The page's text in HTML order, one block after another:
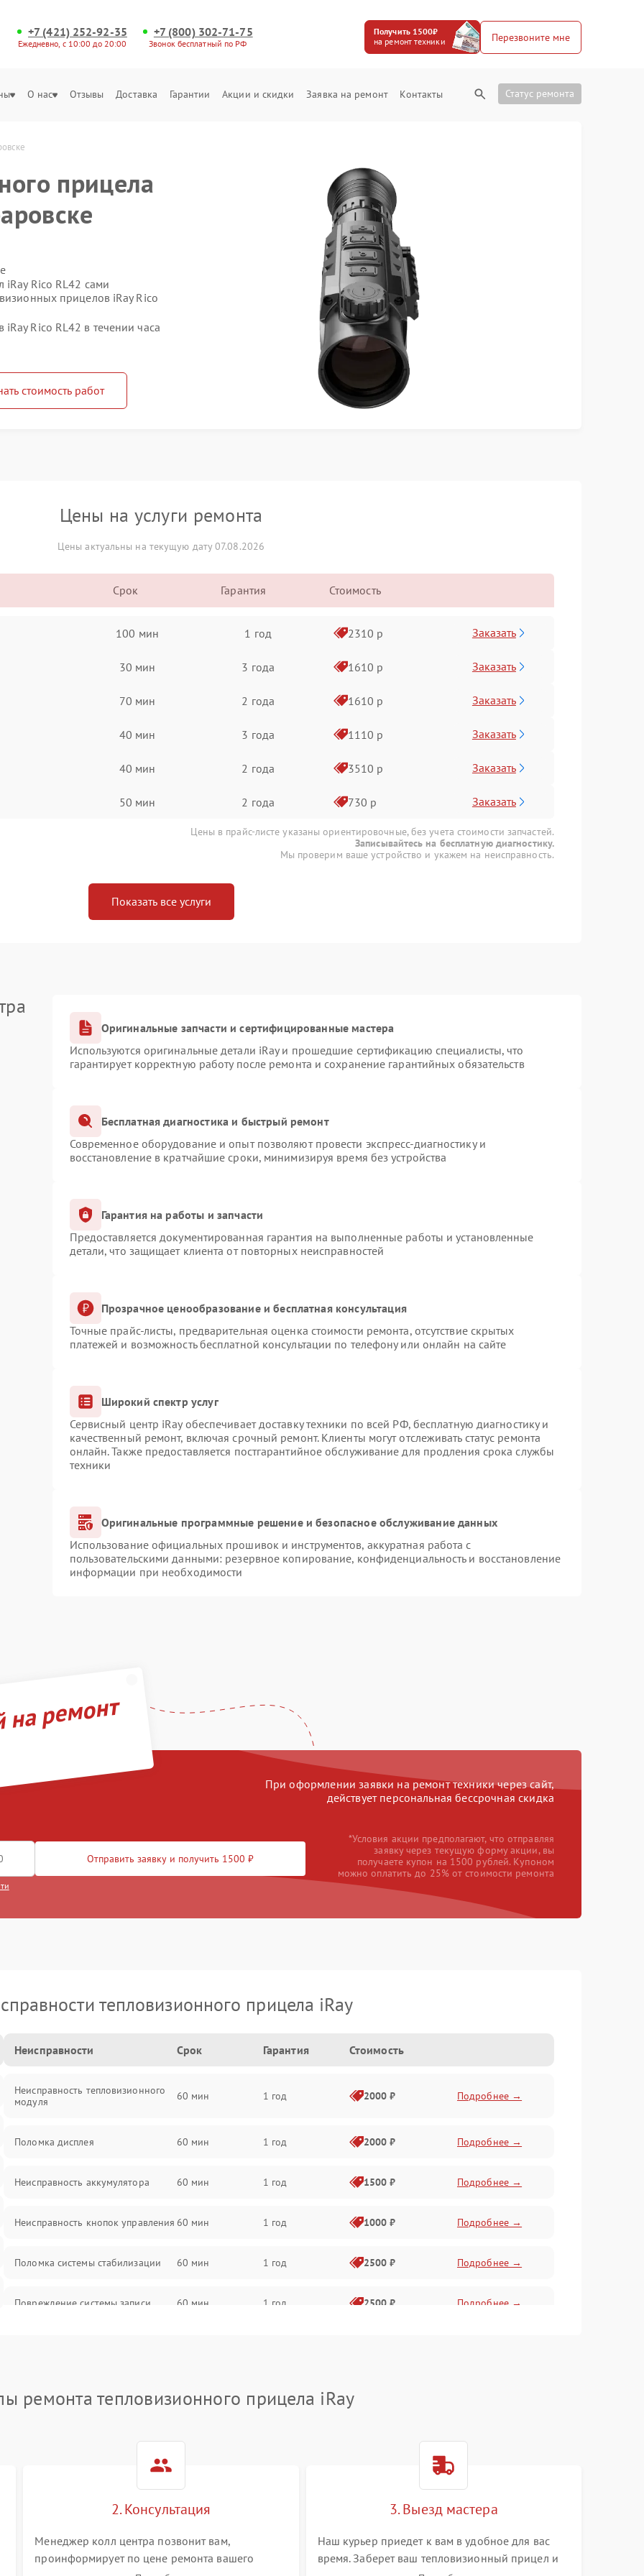
+7 (421) 252-92-35
Ежедневно, с 10:00 до 20:00
+7 (800) 302-71-75
Звонок бесплатный по РФ
Получить 1500₽
на ремонт техники
Перезвоните мне
О нас Отзывы Доставка Гарантии Акции и скидки Заявка на ремонт Контакты Статус ремонта
прицела
iRay Rico RL42 сами
прицелов iRay Rico
Rico RL42 в течении часа
стоимость работ
Цены на услуги ремонта
Цены актуальны на текущую дату 07.08.2026
Срок Гарантия Стоимость
100 мин 1 год 2310 р Заказать
30 мин 3 года 1610 р Заказать
70 мин 2 года 1610 р Заказать
40 мин 3 года 1110 р Заказать
40 мин 2 года 3510 р Заказать
50 мин 2 года 730 р Заказать
Цены в прайс-листе указаны ориентировочные, без учета стоимости запчастей.
Записывайтесь на бесплатную диагностику.
Мы проверим ваше устройство и укажем на неисправность.
Показать все услуги
Оригинальные запчасти и сертифицированные мастера
Используются оригинальные детали iRay и прошедшие сертификацию специалисты, что
гарантирует корректную работу после ремонта и сохранение гарантийных обязательств
Бесплатная диагностика и быстрый ремонт
Современное оборудование и опыт позволяют провести экспресс-диагностику и
восстановление в кратчайшие сроки, минимизируя время без устройства
Гарантия на работы и запчасти
Предоставляется документированная гарантия на выполненные работы и установленные
детали, что защищает клиента от повторных неисправностей
Прозрачное ценообразование и бесплатная консультация
Точные прайс-листы, предварительная оценка стоимости ремонта, отсутствие скрытых
платежей и возможность бесплатной консультации по телефону или онлайн на сайте
Широкий спектр услуг
Сервисный центр iRay обеспечивает доставку техники по всей РФ, бесплатную диагностику и
качественный ремонт, включая срочный ремонт. Клиенты могут отслеживать статус ремонта
онлайн. Также предоставляется постгарантийное обслуживание для продления срока службы
техники
Оригинальные программные решение и безопасное обслуживание данных
Использование официальных прошивок и инструментов, аккуратная работа с
пользовательскими данными: резервное копирование, конфиденциальность и восстановление
информации при необходимости
ремонт
При оформлении заявки на ремонт техники через сайт,
действует персональная бессрочная скидка
Отправить заявку и получить 1500 ₽
*Условия акции предполагают, что отправляя
заявку через текущую форму акции, вы
получаете купон на 1500 рублей. Купоном
можно оплатить до 25% от стоимости ремонта
тепловизионного прицела iRay
Неисправности Срок Гарантия Стоимость
Неисправность тепловизионного
модуля
60 мин 1 год 2000 ₽ Подробнее →
Поломка дисплея 60 мин 1 год 2000 ₽ Подробнее →
Неисправность аккумулятора 60 мин 1 год 1500 ₽ Подробнее →
Неисправность кнопок управления 60 мин 1 год 1000 ₽ Подробнее →
Поломка системы стабилизации 60 мин 1 год 2500 ₽ Подробнее →
Повреждение системы записи 60 мин 1 год 2500 ₽ Подробнее →
автоматического отключения
короткого замыкания
ремонта тепловизионного прицела iRay
2. Консультация
Менеджер колл центра позвонит вам,
проинформирует по цене ремонта вашего
3. Выезд мастера
Наш курьер приедет к вам в удобное для вас
время. Заберет ваш тепловизионный прицел и